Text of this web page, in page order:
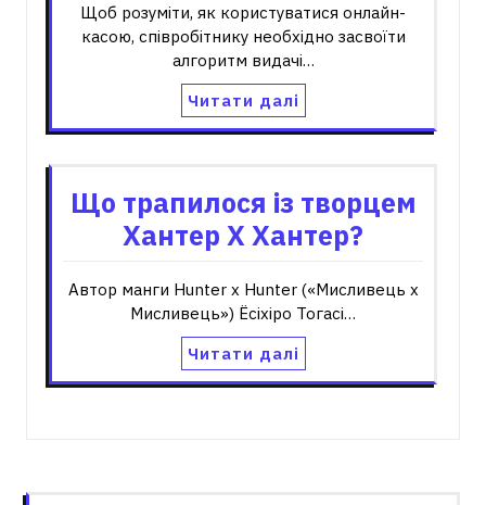
Щоб розуміти, як користуватися онлайн-
касою, співробітнику необхідно засвоїти
алгоритм видачі…
Читати далі
Що трапилося із творцем
Хантер Х Хантер?
Автор манги Hunter x Hunter («Мисливець х
Мисливець») Ёсіхіро Тогасі…
Читати далі